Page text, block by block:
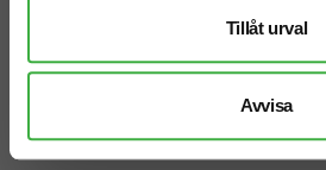
Tillåt urval
Avvisa
Antal från: 500 st
Snabb